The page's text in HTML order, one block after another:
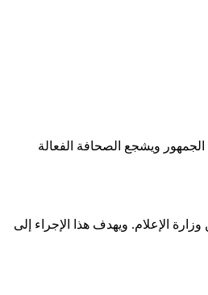
ويشجع الصحافة الفعالة
الإعلام. ويهدف هذا الإجراء إلى